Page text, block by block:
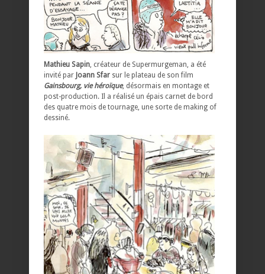
Mathieu Sapin, créateur de Supermurgeman, a été
invité par Joann Sfar sur le plateau de son film
Gainsbourg, vie héroïque, désormais en montage et
post-production. Il a réalisé un épais carnet de bord
des quatre mois de tournage, une sorte de making of
dessiné.